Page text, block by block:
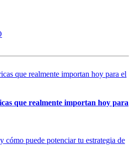
que realmente importan hoy para